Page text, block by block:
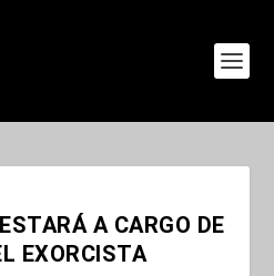
A CARGO DE
EXORCISTA